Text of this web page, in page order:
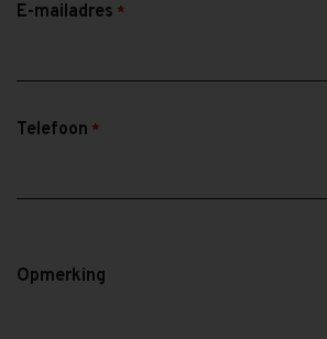
E-mailadres *
Telefoon *
Opmerking